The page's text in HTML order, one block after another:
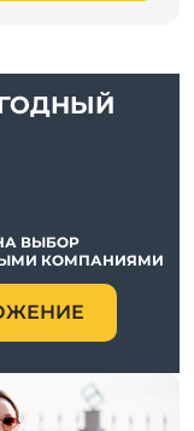
ВЫБОР
КОМПАНИЯМИ